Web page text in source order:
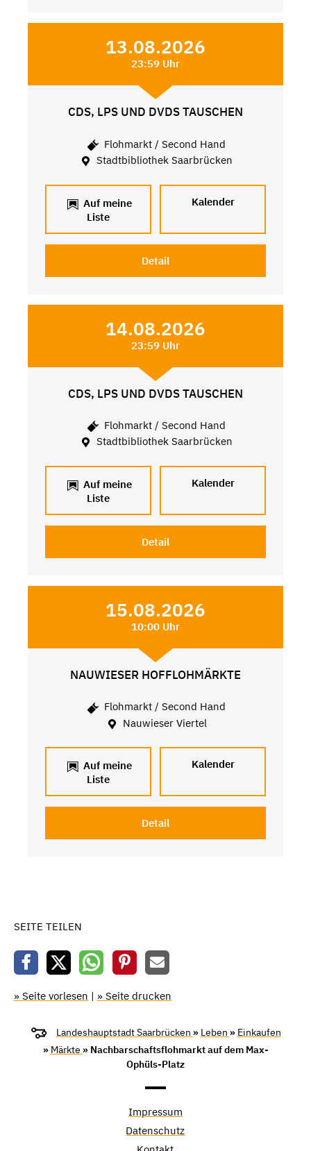
13.08.2026
23:59 Uhr
CDS, LPS UND DVDS TAUSCHEN
Flohmarkt / Second Hand
Stadtbibliothek Saarbrücken
Auf meine
Liste
Kalender
Detail
14.08.2026
23:59 Uhr
CDS, LPS UND DVDS TAUSCHEN
Flohmarkt / Second Hand
Stadtbibliothek Saarbrücken
Auf meine
Liste
Kalender
Detail
15.08.2026
10:00 Uhr
NAUWIESER HOFFLOHMÄRKTE
Flohmarkt / Second Hand
Nauwieser Viertel
Auf meine
Liste
Kalender
Detail
SEITE TEILEN
» Seite vorlesen | » Seite drucken
Landeshauptstadt Saarbrücken » Leben » Einkaufen
» Märkte » Nachbarschaftsflohmarkt auf dem Max-
Ophüls-Platz
Impressum
Datenschutz